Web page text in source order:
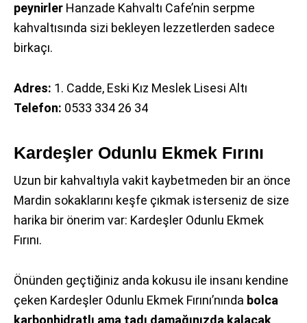
peynirler Hanzade Kahvaltı Cafe’nin serpme
kahvaltısında sizi bekleyen lezzetlerden sadece
birkaçı.
Adres: 1. Cadde, Eski Kız Meslek Lisesi Altı
Telefon: 0533 334 26 34
Kardeşler Odunlu Ekmek Fırını
Uzun bir kahvaltıyla vakit kaybetmeden bir an önce
Mardin sokaklarını keşfe çıkmak isterseniz de size
harika bir önerim var: Kardeşler Odunlu Ekmek
Fırını.
Önünden geçtiğiniz anda kokusu ile insanı kendine
çeken Kardeşler Odunlu Ekmek Fırını’nında bolca
karbonhidratlı ama tadı damağınızda kalacak